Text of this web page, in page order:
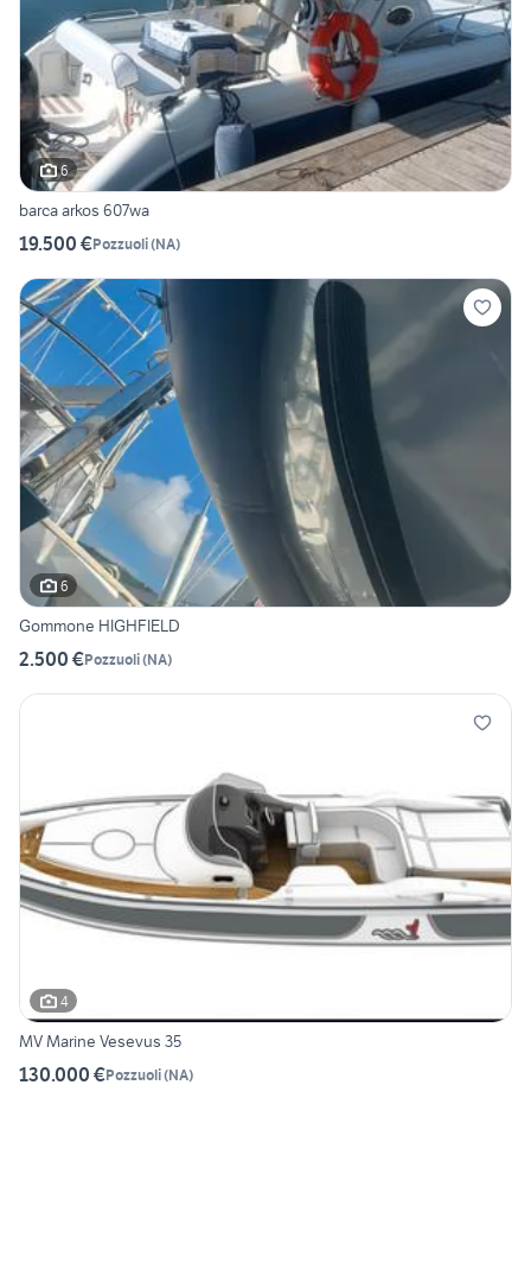
6
barca arkos 607wa
19.500 €Pozzuoli(NA)
6
Gommone HIGHFIELD
2.500 €Pozzuoli(NA)
4
MV Marine Vesevus 35
130.000 €Pozzuoli(NA)